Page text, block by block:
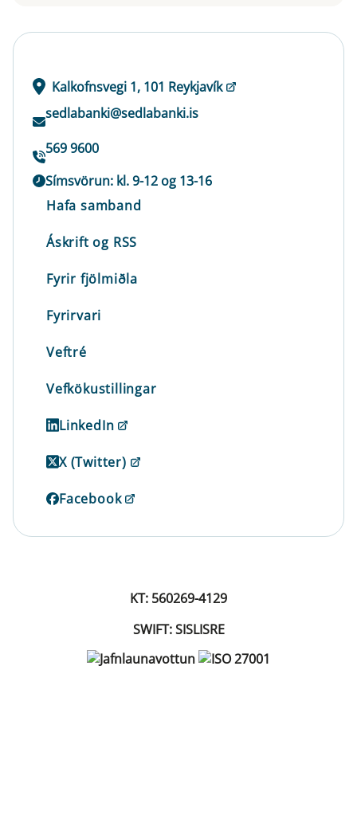
Kalkofnsvegi 1, 101 Reykjavík
sedlabanki@sedlabanki.is
569 9600
Símsvörun: kl. 9-12 og 13-16
Hafa samband
Áskrift og RSS
Fyrir fjölmiðla
Fyrirvari
Veftré
Vefkökustillingar
LinkedIn
X (Twitter)
Facebook
KT: 560269-4129
SWIFT: SISLISRE